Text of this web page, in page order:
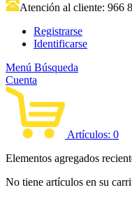
Atención al cliente: 966
Registrarse
Identificarse
Menú Búsqueda
Cuenta
Artículos: 0
Elementos agregados
No tiene artículos en su